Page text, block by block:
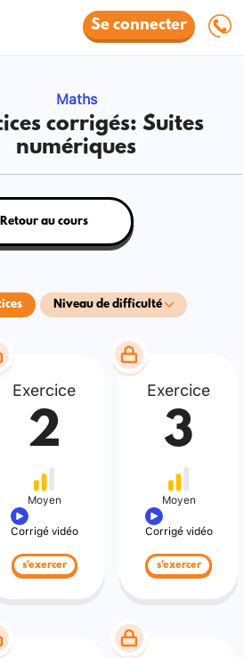
Se connecter
Maths
corrigés: Suites
numériques
Niveau de difficulté
Retour au cours
Exercice
2
Moyen
Corrigé vidéo
s'exercer
Exercice
3
Moyen
Corrigé vidéo
s'exercer